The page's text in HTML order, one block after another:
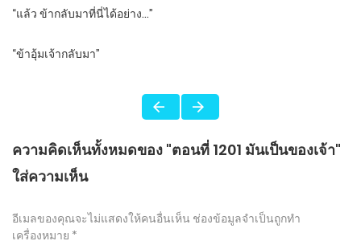
“แล้ว ข้ากลับมาที่นี่ได้อย่าง…”
“ข้าอุ้มเจ้ากลับมา”
ความคิดเห็นทั้งหมดของ "ตอนที่ 1201 มันเป็นของเจ้า"
ใส่ความเห็น
อีเมลของคุณจะไม่แสดงให้คนอื่นเห็น ช่องข้อมูลจำเป็นถูกทำ
เครื่องหมาย *